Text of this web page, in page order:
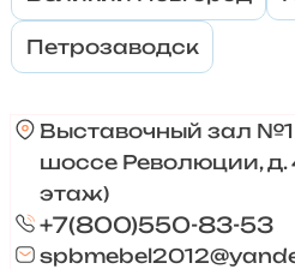
Петрозаводск
Выставочный зал №1
шоссе Революции, д.
этаж)
+7(800)550-83-53